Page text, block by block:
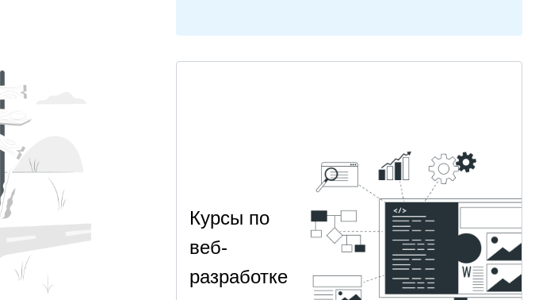
Курсы по
веб-
разработке